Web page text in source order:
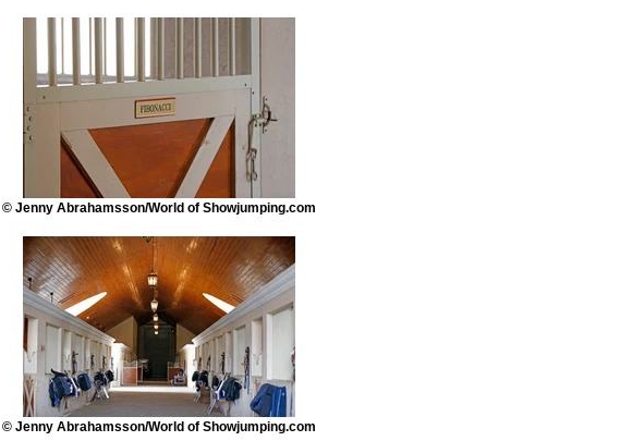
© Jenny Abrahamsson/World of Showjumping.com
© Jenny Abrahamsson/World of Showjumping.com